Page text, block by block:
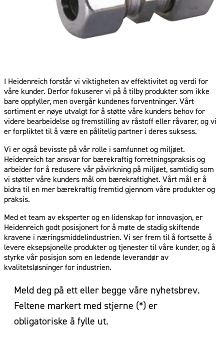
I Heidenreich forstår vi viktigheten av effektivitet og verdi for
våre kunder. Derfor fokuserer vi på å tilby produkter som ikke
bare oppfyller, men overgår kundenes forventninger. Vårt
sortiment er nøye utvalgt for å støtte våre kunders behov for
videre bearbeidelse og fremstilling av råstoff eller råvarer, og vi
er forpliktet til å være en pålitelig partner i deres suksess.
Vi er også bevisste på vår rolle i samfunnet og miljøet.
Heidenreich tar ansvar for bærekraftig forretningspraksis og
arbeider for å redusere vår påvirkning på miljøet, samtidig som
vi støtter våre kunders mål om bærekraftighet. Vårt mål er å
bidra til en mer bærekraftig fremtid gjennom våre produkter og
praksis.
Med et team av eksperter og en lidenskap for innovasjon, er
Heidenreich godt posisjonert for å møte de stadig skiftende
kravene i næringsmiddelindustrien. Vi ser frem til å fortsette å
levere eksepsjonelle produkter og tjenester til våre kunder, og å
styrke vår posisjon som en ledende leverandør av
kvalitetsløsninger for industrien.
Meld deg på ett eller begge våre nyhetsbrev.
Feltene markert med stjerne (*) er
obligatoriske å fylle ut.